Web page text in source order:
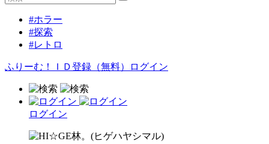
#ホラー
#探索
#レトロ
ふりーむ！ＩＤ登録（無料） ログイン
ログイン